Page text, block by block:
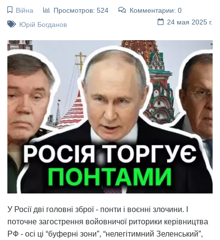
Війна Просмотров: 524
Комментарии: 0
24 мая 2025 г.
Юрій Богданов
У Росії дві головні зброї - понти і воєнні злочини. І
поточне загострення войовничої риторики керівництва
РФ - осі ці “буферні зони”, “нелегітимний Зеленський”,